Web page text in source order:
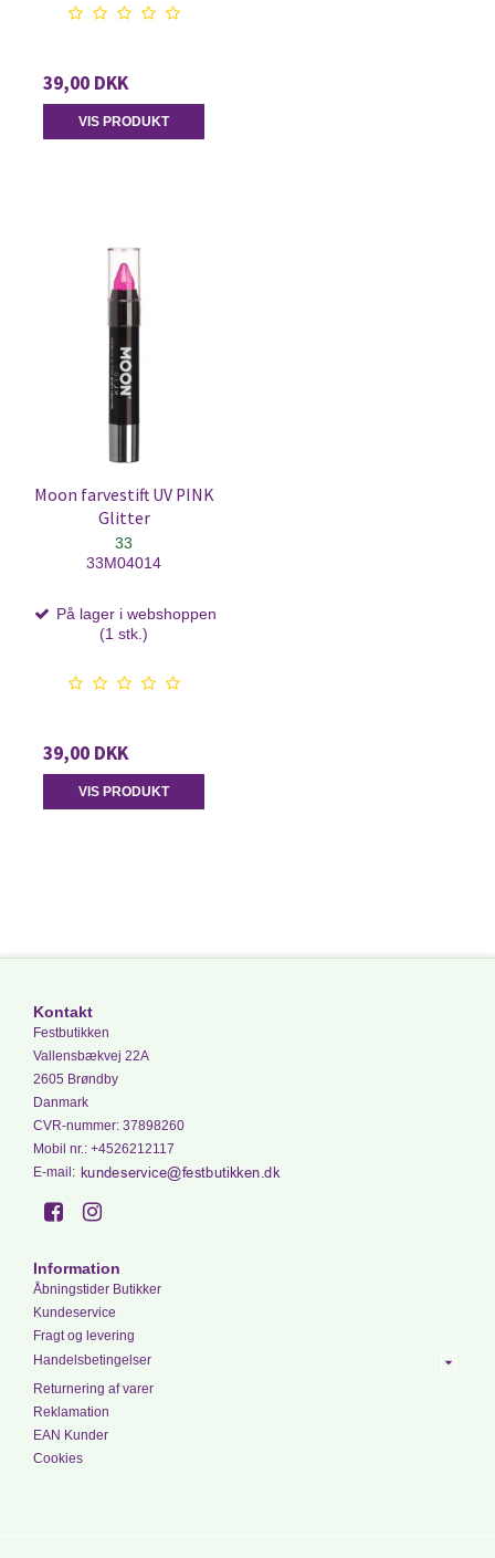
39,00 DKK
VIS PRODUKT
Moon farvestift UV PINK
Glitter
33
33M04014
På lager i webshoppen
(1 stk.)
39,00 DKK
VIS PRODUKT
Kontakt
Festbutikken
Vallensbækvej 22A
2605 Brøndby
Danmark
CVR-nummer: 37898260
Mobil nr.: +4526212117
E-mail :
Information
Åbningstider Butikker
Kundeservice
Fragt og levering
Handelsbetingelser
Returnering af varer
Reklamation
EAN Kunder
Cookies